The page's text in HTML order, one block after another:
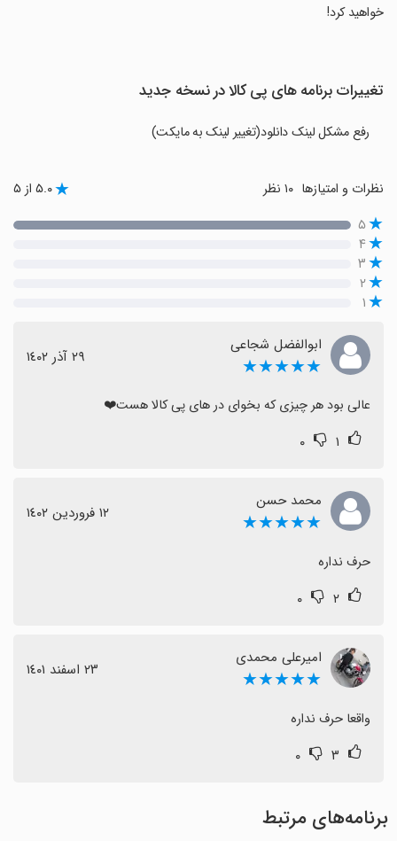
خواهید کرد!
تغییرات برنامه های پی کالا در نسخه جدید
رفع مشکل لینک دانلود(تغییر لینک به مایکت)
نظرات و امتیازها ۵.۰ از ۵
۵
۴
۳
۲
۱
ابوالفضل شجاعی
★★★★★ ٢٩ آذر ١٤٠٢
عالی بود هر چیزی که بخوای در های پی کالا هست❤️
۱ ۰
محمد حسن
★★★★★ ١٢ فروردین ١٤٠٢
حرف نداره
۲ ۰
امیرعلی محمدی
★★★★★ ٢٣ اسفند ١٤٠١
واقعا حرف نداره
۳ ۰
برنامه‌های مرتبط